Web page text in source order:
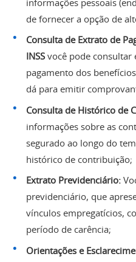
informações pessoais
de fornecer a opção de
Consulta de Extrato de
INSSvocê pode consultar
pagamento dos
dá para emitir
Consulta de Histórico de
informações sobre as
segurado ao longo do
histórico de contribuição;
Extrato Previdenciário:
previdenciário, que
vínculos empregatícios,
período de carência;
Orientações e